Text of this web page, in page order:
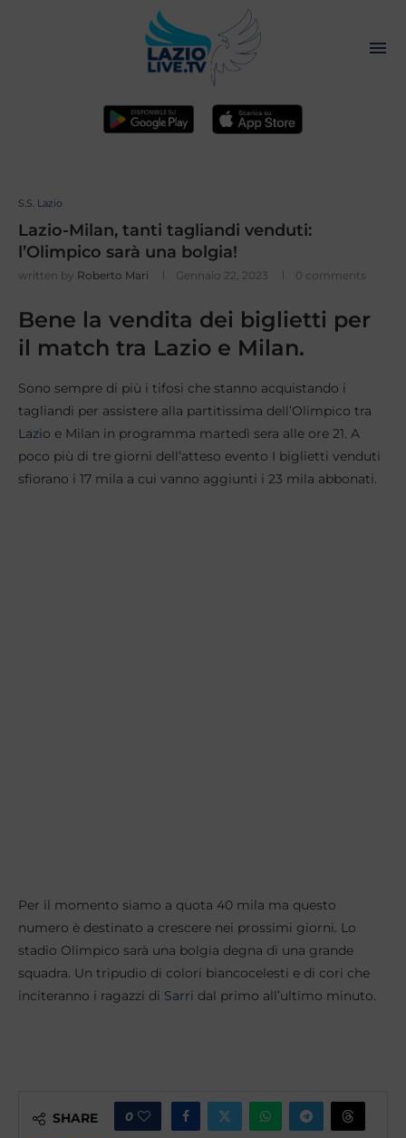
S.S. Lazio
Lazio-Milan, tanti tagliandi venduti:
l’Olimpico sarà una bolgia!
written by Roberto Mari Gennaio 22, 2023 0 comments
Bene la vendita dei biglietti per
il match tra Lazio e Milan.
Sono sempre di più i tifosi che stanno acquistando i
tagliandi per assistere alla partitissima dell’Olimpico tra
Lazio e Milan in programma martedì sera alle ore 21. A
poco più di tre giorni dell’atteso evento I biglietti venduti
sfiorano i 17 mila a cui vanno aggiunti i 23 mila abbonati.
Per il momento siamo a quota 40 mila ma questo
numero è destinato a crescere nei prossimi giorni. Lo
stadio Olimpico sarà una bolgia degna di una grande
squadra. Un tripudio di colori biancocelesti e di cori che
inciteranno i ragazzi di Sarri dal primo all’ultimo minuto.
SHARE 0